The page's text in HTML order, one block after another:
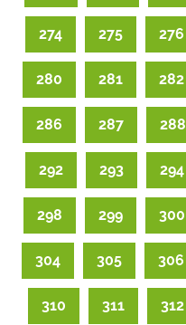
274 275 276
280 281 282
286 287 288
292 293 294
298 299 300
304 305 306
310 311 312